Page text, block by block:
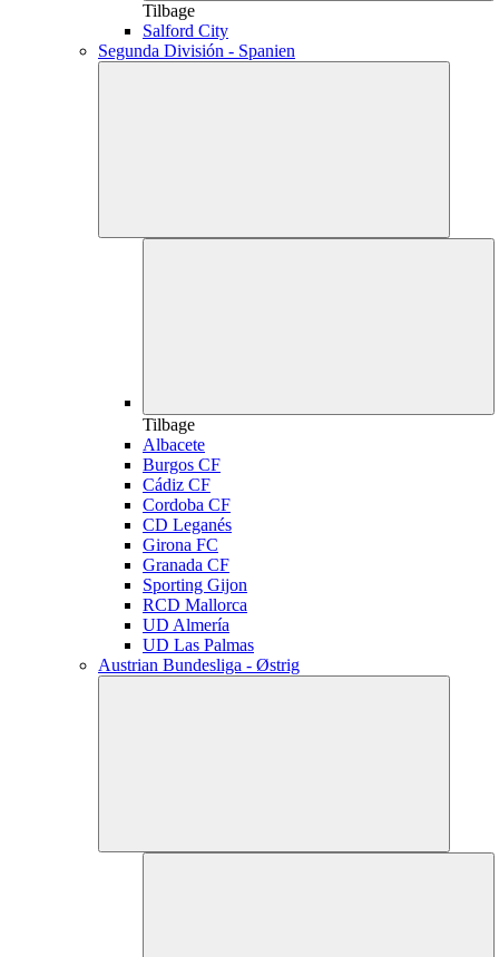
Tilbage
Salford City
Segunda División - Spanien
Tilbage
Albacete
Burgos CF
Cádiz CF
Cordoba CF
CD Leganés
Girona FC
Granada CF
Sporting Gijon
RCD Mallorca
UD Almería
UD Las Palmas
Austrian Bundesliga - Østrig